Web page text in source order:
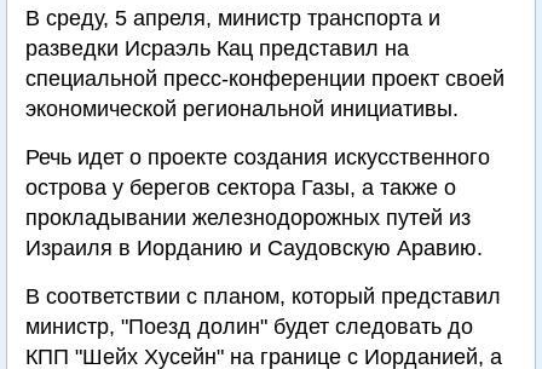
В среду, 5 апреля, министр транспорта и
разведки Исраэль Кац представил на
специальной пресс-конференции проект своей
экономической региональной инициативы.
Речь идет о проекте создания искусственного
острова у берегов сектора Газы, а также о
прокладывании железнодорожных путей из
Израиля в Иорданию и Саудовскую Аравию.
В соответствии с планом, который представил
министр, "Поезд долин" будет следовать до
КПП "Шейх Хусейн" на границе с Иорданией, а